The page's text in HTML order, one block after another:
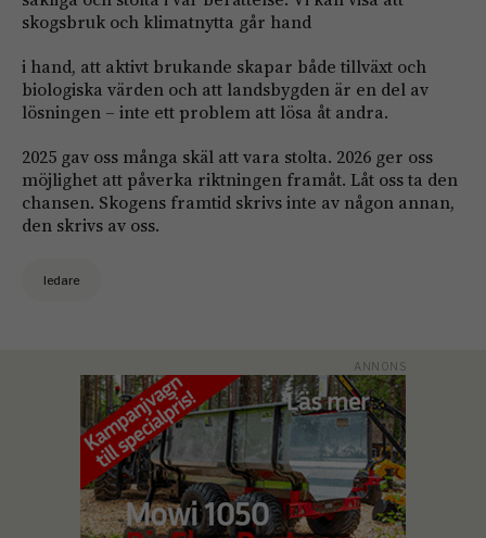
skogsbruk och klimatnytta går hand
i hand, att aktivt brukande skapar både tillväxt och
biologiska värden och att landsbygden är en del av
lösningen – inte ett problem att lösa åt andra.
2025 gav oss många skäl att vara stolta. 2026 ger oss
möjlighet att påverka riktningen framåt. Låt oss ta den
chansen. Skogens framtid skrivs inte av någon annan,
den skrivs av oss.
ledare